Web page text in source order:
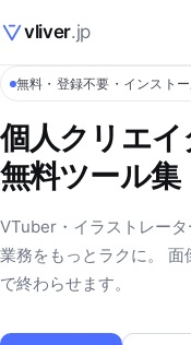
vliver.jp
無料・登録不要・インスト
個人クリエ
無料ツール集
VTuber・イラストレー
業務をもっとラクに。
で終わらせます。